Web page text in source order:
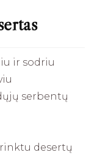
ir sodriu
serbentų
desertų